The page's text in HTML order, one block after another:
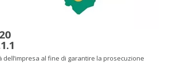
al fine di garantire la prosecuzione